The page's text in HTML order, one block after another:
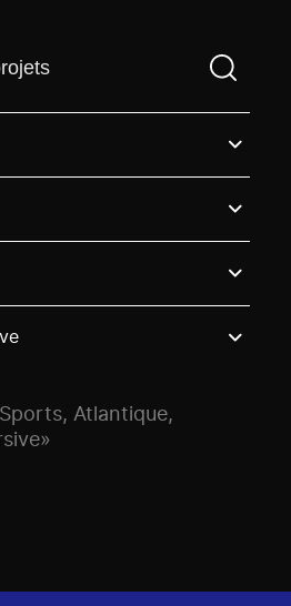
devez saisir un terme de
Atlantique,